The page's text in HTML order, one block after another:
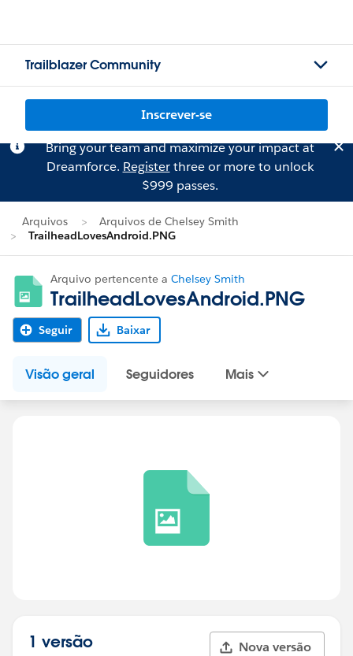
Trailblazer Community
Inscrever-se
Bring your team and maximize your impact at
Dreamforce. Registerthree or more to unlock
$999 passes.
Arquivos
Arquivos de Chelsey Smith
TrailheadLovesAndroid.PNG
Arquivo pertencente a Chelsey Smith
TrailheadLovesAndroid.PNG
Seguir Baixar
Visão geral Seguidores Mais
1 versão Nova versão